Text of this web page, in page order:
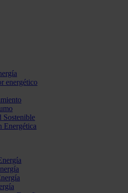
energético
Sostenible
Energética